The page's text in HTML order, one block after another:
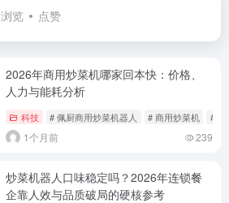
浏览 点赞
2026年商用炒菜机哪家回本快：价格、
人力与能耗分析
科技 # 佩厨商用炒菜机器人 # 商用炒菜机 # 商
1个月前 239
炒菜机器人口味稳定吗？2026年连锁餐
企靠人效与品质破局的硬核参考